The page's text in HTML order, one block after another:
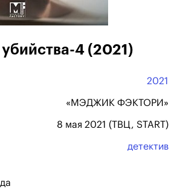
4 (2021)
2021
«МЭДЖИК ФЭКТОРИ»
8 мая 2021 (ТВЦ, START)
детектив